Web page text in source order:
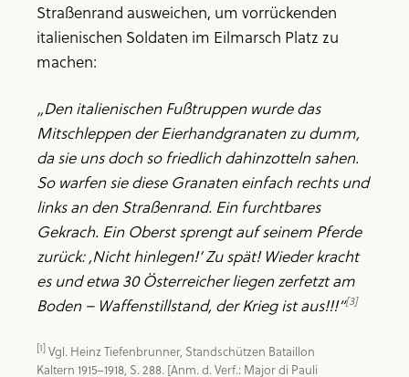
Straßenrand ausweichen, um vorrückenden
italienischen Soldaten im Eilmarsch Platz zu
machen:
„Den italienischen Fußtruppen wurde das
Mitschleppen der Eierhandgranaten zu dumm,
da sie uns doch so friedlich dahinzotteln sahen.
So warfen sie diese Granaten einfach rechts und
links an den Straßenrand. Ein furchtbares
Gekrach. Ein Oberst sprengt auf seinem Pferde
zurück: ,Nicht hinlegen!‘ Zu spät! Wieder kracht
es und etwa 30 Österreicher liegen zerfetzt am
Boden – Waffenstillstand, der Krieg ist aus!!!“[3]
[1] Vgl. Heinz Tiefenbrunner, Standschützen Bataillon
Kaltern 1915–1918, S. 288. [Anm. d. Verf.: Major di Pauli